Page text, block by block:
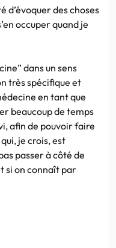
d’évoquer des choses
occuper quand je
dans un sens
très spécifique et
en tant que
beaucoup de temps
afin de pouvoir faire
je crois, est
passer à côté de
si on connaît par